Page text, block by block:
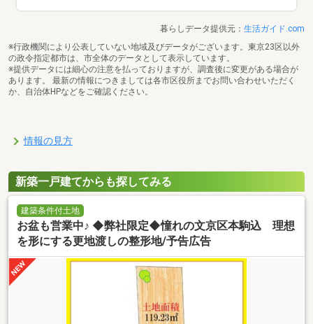
暮らしデータ提供元： 生活ガイド.com
※行政機関により公表していない地域及びデータがございます。東京23区以外
の政令指定都市は、市全体のデータとして表示しています。
※提供データには細心の注意を払っておりますが、調査後に変更がある場合が
あります。 最新の情報につきましては各市区役所までお問い合わせいただく
か、自治体HPなどをご確認ください。
情報の見方
新築一戸建てからも探してみる
建築条件付土地
お盆も営業中♪ ◆弊社限定◆憧れの文京区本駒込 理想
を形にする更地渡しの整形地/予告広告